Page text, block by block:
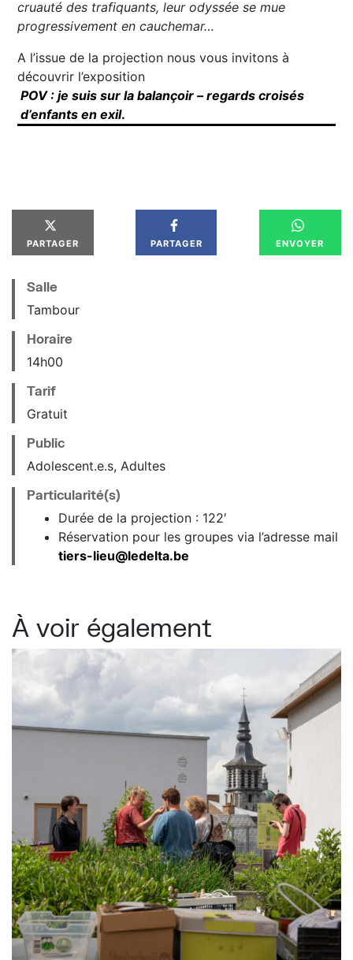
cruauté des trafiquants,leur odyssée se mue
progressivement en cauchemar…
A l’issue de la projection nous vous invitons à
découvrir l’exposition
POV : je suis sur la balançoir – regards croisés
d’enfants en exil.
PARTAGER PARTAGER ENVOYER
Salle
Tambour
Horaire
14h00
Tarif
Gratuit
Public
Adolescent.e.s, Adultes
Particularité(s)
Durée de la projection : 122′
Réservation pour les groupes via l’adresse mail
tiers-lieu@ledelta.be
À voir également